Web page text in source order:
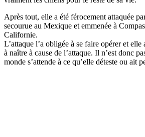
Après tout, elle a été férocement attaquée
secourue au Mexique et emmenée à
Californie.
L’attaque l’a obligée à se faire opérer et
à naître à cause de l’attaque. Il n’est donc
monde s’attende à ce qu’elle déteste ou ait